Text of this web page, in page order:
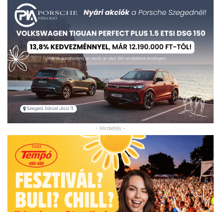
- Hirdetés -